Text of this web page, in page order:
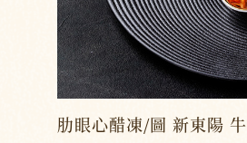
肋眼心醋凍/圖 新東陽